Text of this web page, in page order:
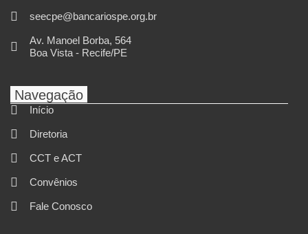
seecpe@bancariospe.org.br
Av. Manoel Borba, 564
Boa Vista - Recife/PE
Navegação
Início
Diretoria
CCT e ACT
Convênios
Fale Conosco